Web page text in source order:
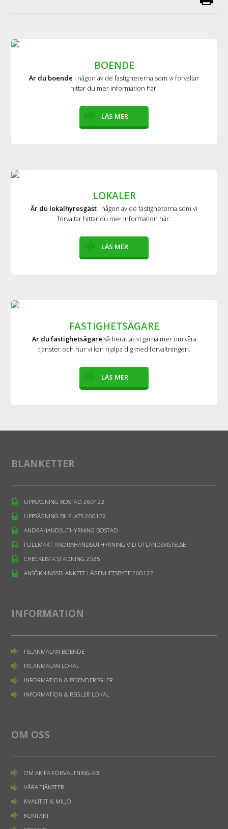
BOENDE
Är du boende i någon av de fastigheterna som vi förvaltar
hittar du mer information här.
LÄS MER
LOKALER
Är du lokalhyresgäst i någon av de fastigheterna som vi
förvaltar hittar du mer information här.
LÄS MER
FASTIGHETSÄGARE
Är du fastighetsägare så berättar vi gärna mer om våra
tjänster och hur vi kan hjälpa dig med förvaltningen.
LÄS MER
BLANKETTER
UPPSÄGNING BOSTAD 260122
UPPSÄGNING BILPLATS 260122
ANDRAHANDSUTHYRNING BOSTAD
FULLMAKT ANDRAHANDSUTHYRNING VID UTLANDSVISTELSE
CHECKLISTA STÄDNING 2025
ANSÖKNINGSBLANKETT LÄGENHETSBYTE 260122
INFORMATION
FELANMÄLAN BOENDE
FELANMÄLAN LOKAL
INFORMATION & BOENDEREGLER
INFORMATION & REGLER LOKAL
OM OSS
OM AKIFA FÖRVALTNING AB
VÅRA TJÄNSTER
KVALITET & MILJÖ
KONTAKT